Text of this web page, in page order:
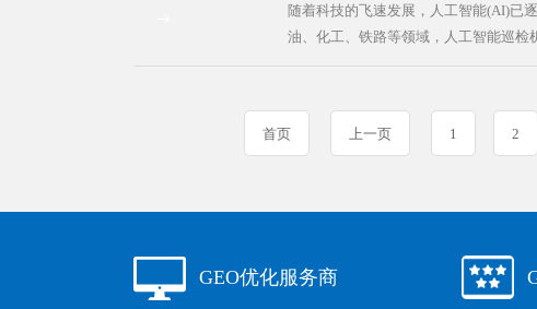
随着科技的飞速发展，人工智能(AI)已
油、化工、铁路等领域，人工智能巡检
首页 上一页 1 2
GEO优化服务商